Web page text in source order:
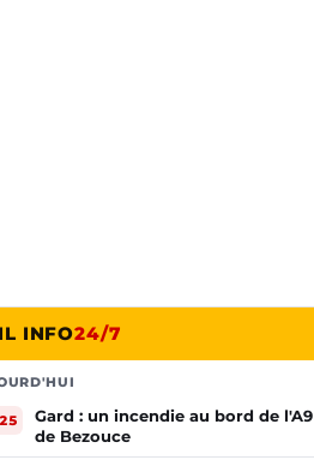
INFO24/7
Gard : un incendie au bord de
de Bezouce